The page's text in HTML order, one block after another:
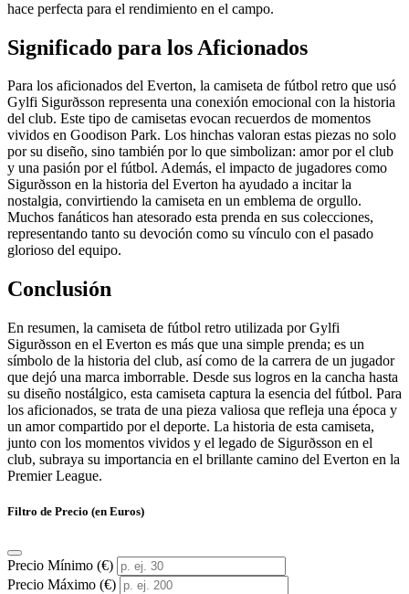
hace perfecta para el rendimiento en el campo.
Significado para los Aficionados
Para los aficionados del Everton, la camiseta de fútbol retro que usó
Gylfi Sigurðsson representa una conexión emocional con la historia
del club. Este tipo de camisetas evocan recuerdos de momentos
vividos en Goodison Park. Los hinchas valoran estas piezas no solo
por su diseño, sino también por lo que simbolizan: amor por el club
y una pasión por el fútbol. Además, el impacto de jugadores como
Sigurðsson en la historia del Everton ha ayudado a incitar la
nostalgia, convirtiendo la camiseta en un emblema de orgullo.
Muchos fanáticos han atesorado esta prenda en sus colecciones,
representando tanto su devoción como su vínculo con el pasado
glorioso del equipo.
Conclusión
En resumen, la camiseta de fútbol retro utilizada por Gylfi
Sigurðsson en el Everton es más que una simple prenda; es un
símbolo de la historia del club, así como de la carrera de un jugador
que dejó una marca imborrable. Desde sus logros en la cancha hasta
su diseño nostálgico, esta camiseta captura la esencia del fútbol. Para
los aficionados, se trata de una pieza valiosa que refleja una época y
un amor compartido por el deporte. La historia de esta camiseta,
junto con los momentos vividos y el legado de Sigurðsson en el
club, subraya su importancia en el brillante camino del Everton en la
Premier League.
Filtro de Precio (en Euros)
Precio Mínimo (€)
Precio Máximo (€)